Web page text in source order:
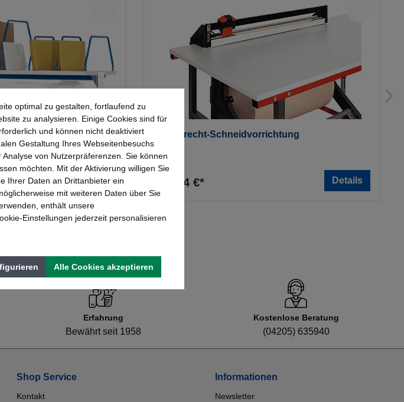
600mm Tiefe für
Waagerecht-Schneidvorrichtung
506,94 €* Details
Erfahrung
Bewährt seit 1958
Kostenlose Beratung
(04205) 635940
Shop Service
Kontakt
Informationen
Newsletter
optimal zu gestalten, fortlaufend zu
zu analysieren. Einige Cookies sind für
und können nicht deaktiviert
Gestaltung Ihres Webseitenbesuchs
von Nutzerpräferenzen. Sie können
möchten. Mit der Aktivierung willigen Sie
Ihrer Daten an Drittanbieter ein
mit weiteren Daten über Sie
enthält unsere
Einstellungen jederzeit personalisieren
Alle Cookies akzeptieren